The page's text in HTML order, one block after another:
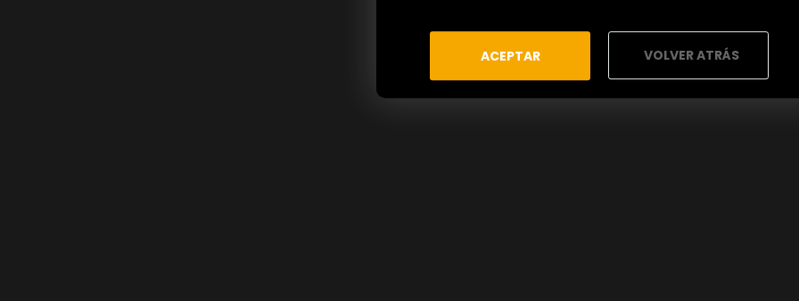
ACEPTAR VOLVER ATRÁS